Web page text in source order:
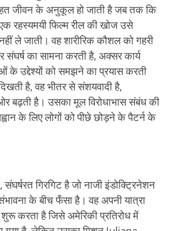
जीवन के अनुकूल हो जाती है जब तक कि
रहस्यमयी फिल्म रील की खोज उसे
ले जाती। वह शारीरिक कौशल को गहरी
का सामना करती है, अक्सर कार्य
उद्देश्यों को समझने का प्रयास करती
है, वह भीतर से संशयवादी है,
बढ़ती है। उसका मूल विरोधाभास संबंध की
के लिए लोगों को पीछे छोड़ने के पैटर्न के
गिरगिट है जो नाजी इंडोक्ट्रिनेशन
के बीच फँसा है। वह अपनी यात्रा
करता है जिसे अमेरिकी प्रतिरोध में